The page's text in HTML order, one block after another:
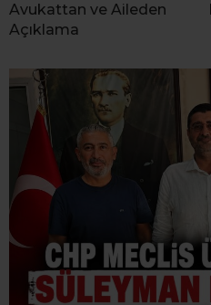
Avukattan ve Aileden
Açıklama